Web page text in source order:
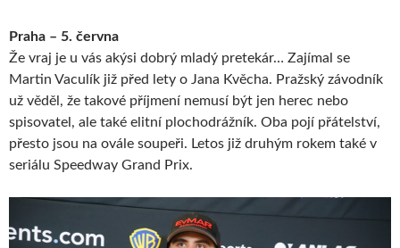
Praha – 5. června
Že vraj je u vás akýsi dobrý mladý pretekár… Zajímal se
Martin Vaculík již před lety o Jana Kvěcha. Pražský závodník
už věděl, že takové příjmení nemusí být jen herec nebo
spisovatel, ale také elitní plochodrážník. Oba pojí přátelství,
přesto jsou na ovále soupeři. Letos již druhým rokem také v
seriálu Speedway Grand Prix.